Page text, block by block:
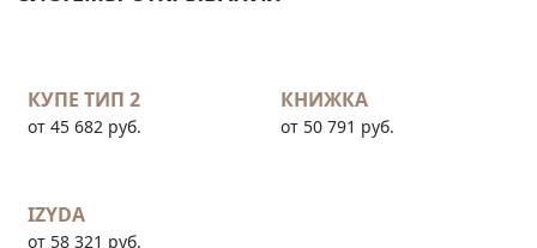
КУПЕ ТИП 2
от 45 682 руб.
КНИЖКА
от 50 791 руб.
IZYDA
от 58 321 руб.